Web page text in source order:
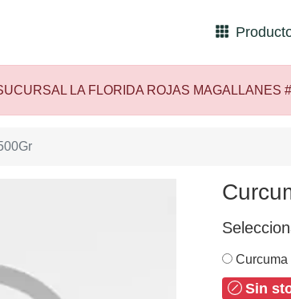
LA FLORIDA ROJAS MAGALLANES
Curcuma
Sin